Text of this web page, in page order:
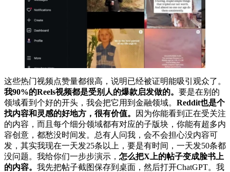
这些热门视频点赞量都很高，说明已经被证明能吸引观众了。
我90%的Reels视频都是受别人的爆款启发做的。 要是在别的
领域看到个好的开头，我会把它用到金融领域。 Reddit也是个
找内容和灵感的好地方，很有价值。
因为你能看到正在受关注
的内容，而且每个细分领域都有对应的子版块，你能有超多内
容创意，都愁没时间发。总有人问我，会不会担心没内容可
发，其实我现在一天发25条以上，要是有时间，一天发50条都
没问题。我给你们一步步演示， 怎么把X上的帖子变成脸书上
的内容。 我先把帖子截图保存到桌面，然后打开ChatGPT。我